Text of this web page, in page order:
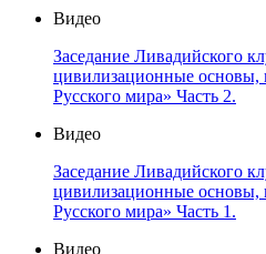
Видео
Заседание Ливадийского
цивилизационные основы,
Русского мира» Часть 2.
Видео
Заседание Ливадийского
цивилизационные основы,
Русского мира» Часть 1.
Видео